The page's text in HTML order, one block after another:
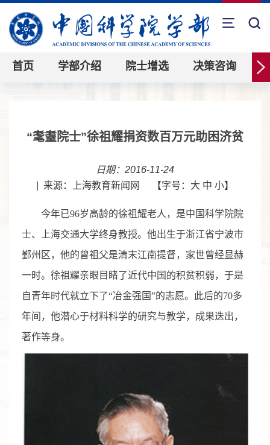
首页 学部介绍 院士增选 决策咨询
“耄耋院士”徐祖耀捐资数百万元助困济贫
日期：2016-11-24
来源：上海教育新闻网 【字号： 大 中 小】
今年已96岁高龄的徐祖耀老人，是中国科学院院
士、上海交通大学终身教授。他出生于浙江省宁波市
鄞州区，他的曾祖父是清末江南提督，家世曾经显赫
一时。徐祖耀亲眼目睹了近代中国的积贫积弱，于是
自青年时代就立下了“冶金强国”的志愿。此后的70多
年间，他潜心于材料科学的研究与教学，成果迭出，
著作等身。